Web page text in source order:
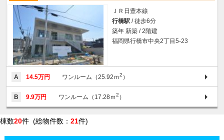
ＪＲ日豊本線
行橋駅 / 徒歩6分
築年 新築 / 2階建
福岡県行橋市中央2丁目5-23
A 14.5万円 ワンルーム（25.92ｍ2 ）
B 9.9万円 ワンルーム（17.28ｍ2 ）
棟数20件 (総物件数： 21件)